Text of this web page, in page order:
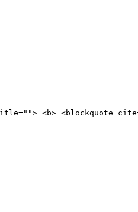
<b> <blockquote